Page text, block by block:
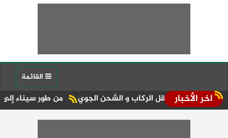
اخر الأخبار من طور سيناء إلى منصة الجمهورية المركز الـ11 في نقل الركاب و الشحن الجوي